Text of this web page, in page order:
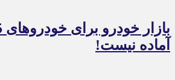
آماده نیست!